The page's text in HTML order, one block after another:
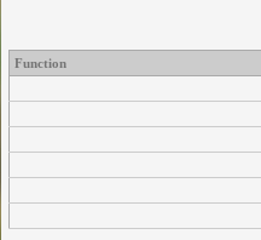
Function